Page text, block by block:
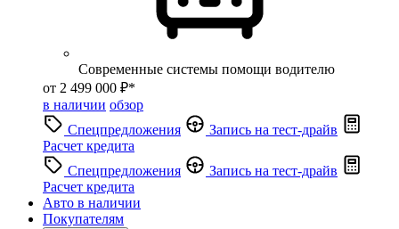
Современные системы помощи водителю
от 2 499 000 ₽*
в наличии обзор
Спецпредложения
Запись на тест-драйв
Расчет кредита
Спецпредложения
Запись на тест-драйв
Расчет кредита
Авто в наличии
Покупателям